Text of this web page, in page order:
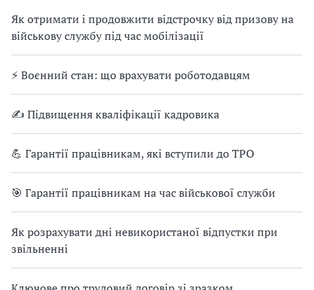
Як отримати і продовжити відстрочку від призову на
військову службу під час мобілізації
⚡ Воєнний стан: що врахувати роботодавцям
✍ Підвищення кваліфікації кадровика
💪 Гарантії працівникам, які вступили до ТРО
🎯 Гарантії працівникам на час військової служби
Як розрахувати дні невикористаної відпустки при
звільненні